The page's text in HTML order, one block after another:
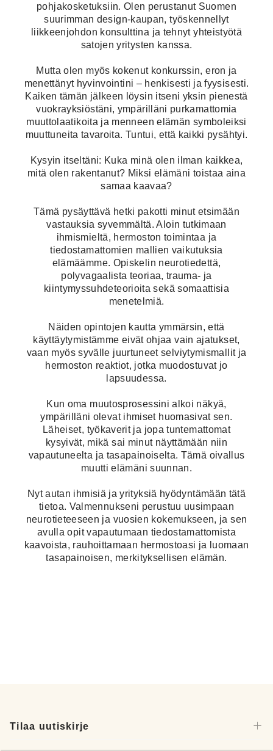
pohjakosketuksiin. Olen perustanut Suomen
suurimman design-kaupan, työskennellyt
liikkeenjohdon konsulttina ja tehnyt yhteistyötä
satojen yritysten kanssa.
Mutta olen myös kokenut konkurssin, eron ja
menettänyt hyvinvointini – henkisesti ja fyysisesti.
Kaiken tämän jälkeen löysin itseni yksin pienestä
vuokrayksiöstäni, ympärilläni purkamattomia
muuttolaatikoita ja menneen elämän symboleiksi
muuttuneita tavaroita. Tuntui, että kaikki pysähtyi.
Kysyin itseltäni: Kuka minä olen ilman kaikkea,
mitä olen rakentanut? Miksi elämäni toistaa aina
samaa kaavaa?
Tämä pysäyttävä hetki pakotti minut etsimään
vastauksia syvemmältä. Aloin tutkimaan
ihmismieltä, hermoston toimintaa ja
tiedostamattomien mallien vaikutuksia
elämäämme. Opiskelin neurotiedettä,
polyvagaalista teoriaa, trauma- ja
kiintymyssuhdeteorioita sekä somaattisia
menetelmiä.
Näiden opintojen kautta ymmärsin, että
käyttäytymistämme eivät ohjaa vain ajatukset,
vaan myös syvälle juurtuneet selviytymismallit ja
hermoston reaktiot, jotka muodostuvat jo
lapsuudessa.
Kun oma muutosprosessini alkoi näkyä,
ympärilläni olevat ihmiset huomasivat sen.
Läheiset, työkaverit ja jopa tuntemattomat
kysyivät, mikä sai minut näyttämään niin
vapautuneelta ja tasapainoiselta. Tämä oivallus
muutti elämäni suunnan.
Nyt autan ihmisiä ja yrityksiä hyödyntämään tätä
tietoa. Valmennukseni perustuu uusimpaan
neurotieteeseen ja vuosien kokemukseen, ja sen
avulla opit vapautumaan tiedostamattomista
kaavoista, rauhoittamaan hermostoasi ja luomaan
tasapainoisen, merkityksellisen elämän.
Tilaa uutiskirje